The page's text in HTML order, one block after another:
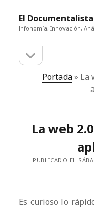
El
Infonomía, Innovación,
Barra
la
lateralPortada» La
La web
PUBLICADO EL
Es curioso lo